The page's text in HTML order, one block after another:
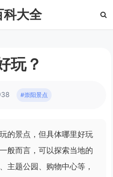
科大全
玩？
#崇阳景点
的景点，但具体哪里好玩
般而言，可以探索当地的
主题公园、购物中心等，